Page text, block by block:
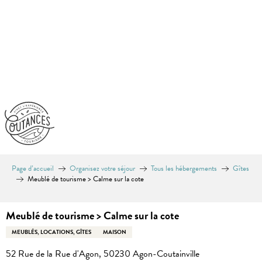
Page d’accueil Organisez votre séjour Tous les hébergements
Gîtes
Meublé de tourisme > Calme sur la cote
Meublé de tourisme > Calme sur la cote
MEUBLÉS, LOCATIONS, GÎTES MAISON
52 Rue de la Rue d'Agon, 50230 Agon-Coutainville